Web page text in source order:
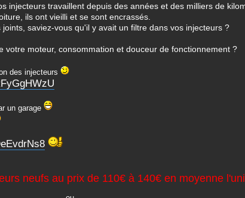
injecteurs travaillent depuis des années et des milliers de
ils ont vieilli et se sont encrassés.
saviez-vous qu'il y avait un filtre dans vos injecteurs ?
moteur, consommation et douceur de fonctionnement ?
des injecteurs
un garage
neufs au prix de 110€ à 140€ en moyenne